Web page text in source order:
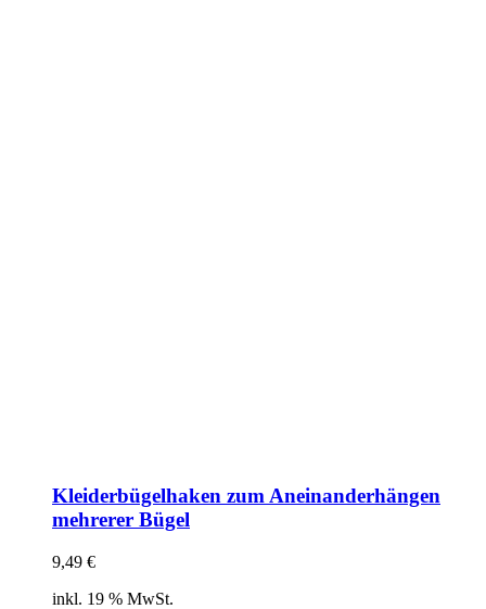
Kleiderbügelhaken zum Aneinanderhängen
mehrerer Bügel
9,49 €
inkl. 19 % MwSt.